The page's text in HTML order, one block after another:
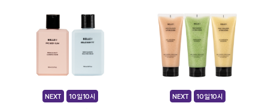
NEXT 10일10시 NEXT 10일10시